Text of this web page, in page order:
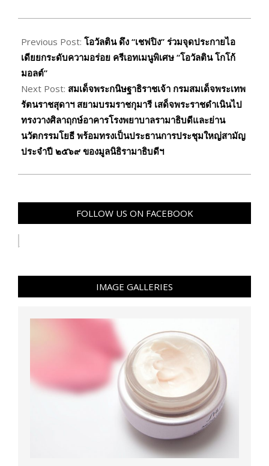
05-
18
Previous Post: โอวัลติน ดึง “เชฟปิง” ร่วมจุดประกายไอ
เดียยกระดับความอร่อย ครีเอทเมนูพิเศษ “โอวัลติน โกโก้
มอลต์”
Next Post: สมเด็จพระกนิษฐาธิราชเจ้า กรมสมเด็จพระเทพ
รัตนราชสุดาฯ สยามบรมราชกุมารี เสด็จพระราชดำเนินไป
ทรงวางศิลาฤกษ์อาคารโรงพยาบาลรามาธิบดีและย่าน
นวัตกรรมโยธี พร้อมทรงเป็นประธานการประชุมใหญ่สามัญ
ประจำปี ๒๕๖๙ ของมูลนิธิรามาธิบดีฯ
FOLLOW US ON FACEBOOK
IMAGE GALLERIES